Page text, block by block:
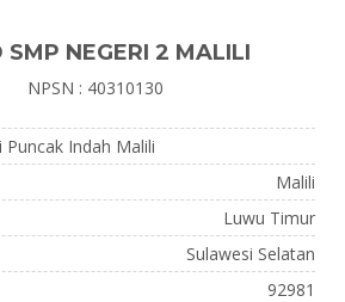
SMP NEGERI 2 MALILI
NPSN : 40310130
Puncak Indah Malili
Malili
Luwu Timur
Sulawesi Selatan
92981